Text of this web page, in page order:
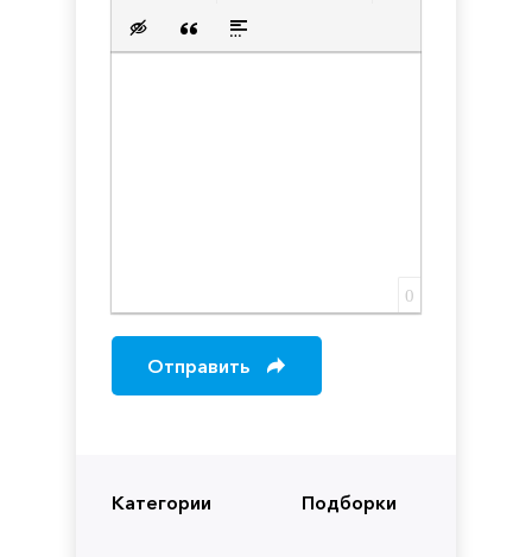
Категории Подборки
Вставка скрытого текста
Вставка цитаты
Вставка спойлера
0
Отправить